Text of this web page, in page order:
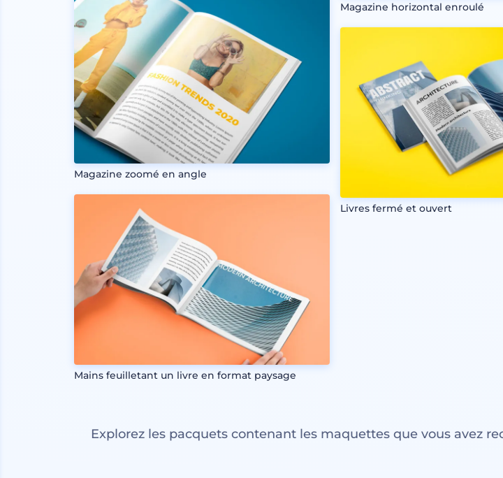
Magazine zoomé en angle
Mains feuilletant un livre en format paysage
Magazine horizontal enroulé
Livres fermé et ouvert
Explorez les pacquets contenant les maquettes que vous avez